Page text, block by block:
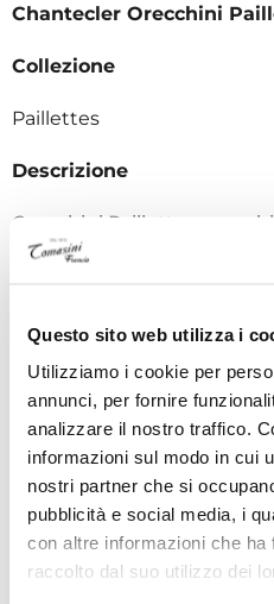
Questo sito web utilizza i
Utilizziamo i cookie per
annunci, per fornire
analizzare il nostro traffico.
informazioni sul modo in cui
nostri partner che si
pubblicità e social media, i
con altre informazioni che ha
raccolto dal suo utilizzo dei
Chantecler Orecchini
Collezione
Paillettes
Descrizione
Orecchini Paillettes a
paillettes in pavé di
Diamante CT 0,15 NR 14
Specifiche tecniche
I VANTAGGI DI